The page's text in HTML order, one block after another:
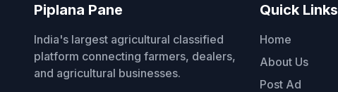
Piplana Pane
India's largest agricultural classified
platform connecting farmers, dealers,
and agricultural businesses.
Quick Links
Home
About Us
Post Ad